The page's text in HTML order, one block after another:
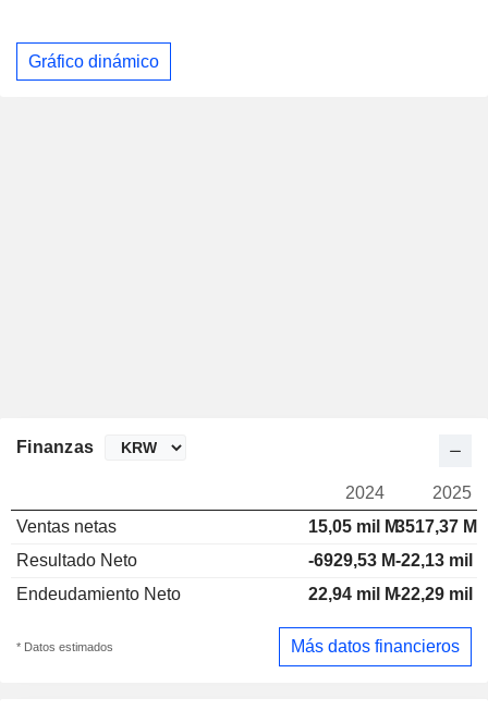
Gráfico dinámico
Finanzas
2024
2025
Ventas netas
15,05 mil M3517,37 M
Resultado Neto
-6929,53 M-22,13 mil
Endeudamiento Neto
22,94 mil M-22,29 mil
* Datos estimados Más datos financieros